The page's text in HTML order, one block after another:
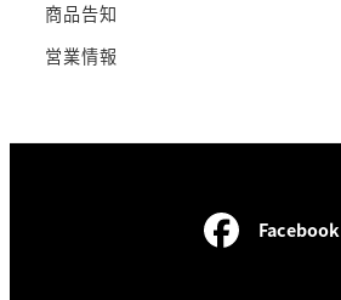
商品告知
営業情報
Facebook